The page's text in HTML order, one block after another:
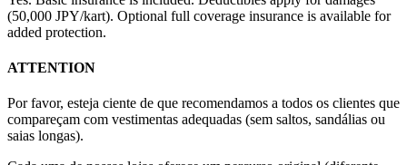
(50,000 JPY/kart). Optional full coverage insurance is available for
added protection.
ATTENTION
Por favor, esteja ciente de que recomendamos a todos os clientes que
compareçam com vestimentas adequadas (sem saltos, sandálias ou
saias longas).